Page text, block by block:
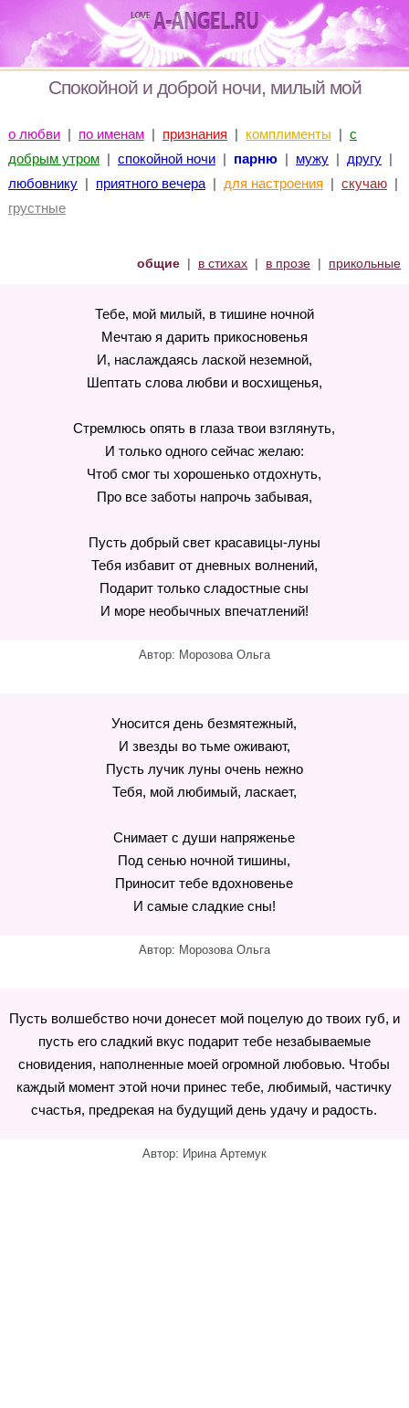
Спокойной и доброй ночи, милый мой
о любви| по именам| признания | комплименты | с
добрым утром| спокойной ночи| парню| мужу| другу|
любовнику| приятного вечера| для настроения | скучаю|
грустные
общие | в стихах | в прозе | прикольные
Тебе, мой милый, в тишине ночной
Мечтаю я дарить прикосновенья
И, наслаждаясь лаской неземной,
Шептать слова любви и восхищенья,
Стремлюсь опять в глаза твои взглянуть,
И только одного сейчас желаю:
Чтоб смог ты хорошенько отдохнуть,
Про все заботы напрочь забывая,
Пусть добрый свет красавицы-луны
Тебя избавит от дневных волнений,
Подарит только сладостные сны
И море необычных впечатлений!
Автор: Морозова Ольга
Уносится день безмятежный,
И звезды во тьме оживают,
Пусть лучик луны очень нежно
Тебя, мой любимый, ласкает,
Снимает с души напряженье
Под сенью ночной тишины,
Приносит тебе вдохновенье
И самые сладкие сны!
Автор: Морозова Ольга
Пусть волшебство ночи донесет мой поцелую до твоих губ, и
пусть его сладкий вкус подарит тебе незабываемые
сновидения, наполненные моей огромной любовью. Чтобы
каждый момент этой ночи принес тебе, любимый, частичку
счастья, предрекая на будущий день удачу и радость.
Автор: Ирина Артемук